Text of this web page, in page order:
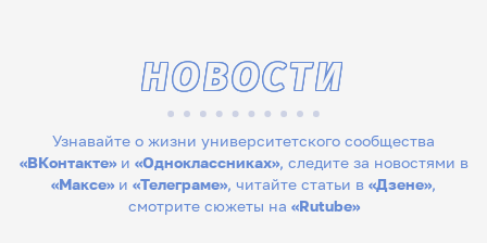
Узнавайте о жизни университетского сообщества
«ВКонтакте»и «Одноклассниках», следите за новостями в
«Максе» и «Телеграме», читайте статьи в «Дзене»,
смотрите сюжеты на «Rutube»
НОВОСТИ